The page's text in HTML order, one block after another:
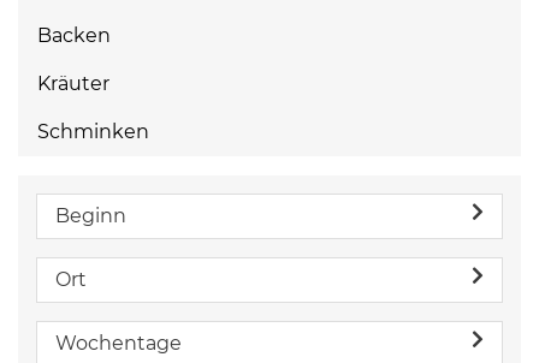
Backen
Kräuter
Schminken
Beginn
Ort
Wochentage